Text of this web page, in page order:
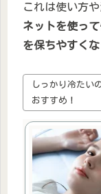
これは使い方
ネットを使っ
を保ちやすくな
しっかり冷たい
おすすめ！